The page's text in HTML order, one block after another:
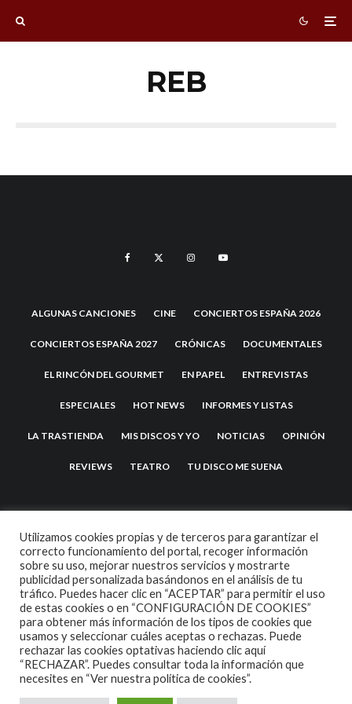
REB
ALGUNAS CANCIONES CINE CONCIERTOS ESPAÑA 2026
CONCIERTOS ESPAÑA 2027 CRÓNICAS DOCUMENTALES
EL RINCÓN DEL GOURMET EN PAPEL ENTREVISTAS
ESPECIALES HOT NEWS INFORMES Y LISTAS
LA TRASTIENDA MIS DISCOS Y YO NOTICIAS OPINIÓN
REVIEWS TEATRO TU DISCO ME SUENA
2007 COPYRIGHT -CODETIPITHEME
Utilizamos cookies propias y de terceros para garantizar el
correcto funcionamiento del portal, recoger información
sobre su uso, mejorar nuestros servicios y mostrarte
publicidad personalizada basándonos en el análisis de tu
tráfico. Puedes hacer clic en “ACEPTAR” para permitir el uso
de estas cookies o en “CONFIGURACIÓN DE COOKIES”
para obtener más información de los tipos de cookies que
usamos y seleccionar cuáles aceptas o rechazas. Puede
rechazar las cookies optativas haciendo clic aquí
“RECHAZAR”. Puedes consultar toda la información que
necesites en “Ver nuestra política de cookies”.